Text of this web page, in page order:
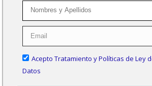
Acepto Tratamiento y Políticas de Ley
Datos